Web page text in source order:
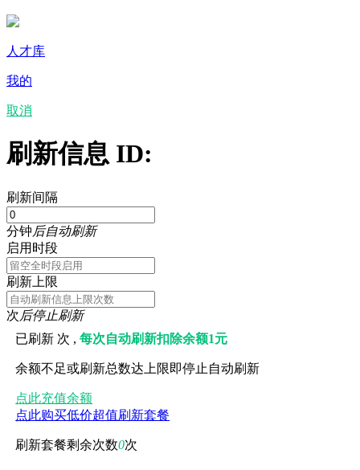
人才库
我的
取消
刷新信息 ID:
刷新间隔
分钟后自动刷新
启用时段
刷新上限
次后停止刷新
已刷新 次 ,每次自动刷新扣除余额1元
余额不足或刷新总数达上限即停止自动刷新
点此充值余额
点此购买低价超值刷新套餐
刷新套餐剩余次数0次